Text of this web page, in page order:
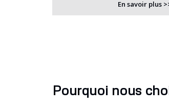
En savoir plus
Pourquoi nous